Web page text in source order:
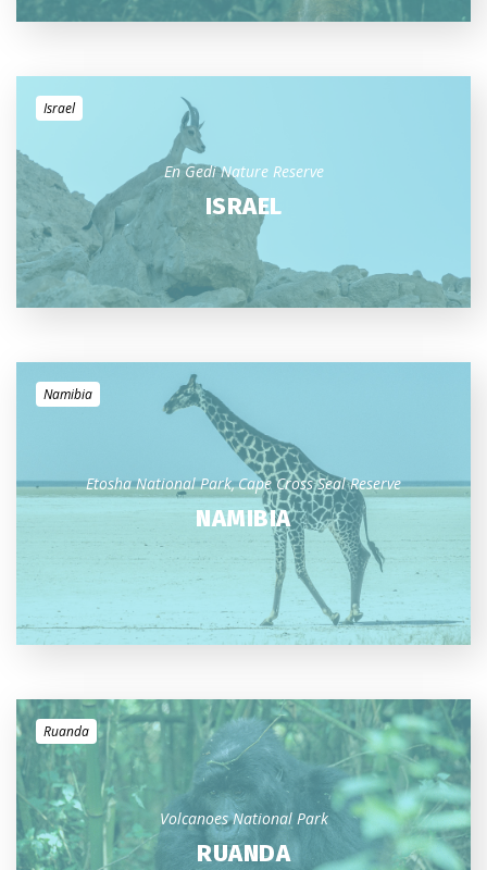
Israel
En Gedi Nature Reserve
ISRAEL
Namibia
Etosha National Park Cape Cross Seal Reserve
NAMIBIA
Ruanda
Volcanoes National Park
RUANDA